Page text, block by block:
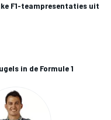
F1-teampresentaties uit
in de Formule 1